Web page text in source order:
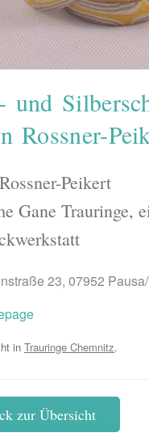
und
Rossner-
Peikert
Gane Trauringe,
23, 07952
in Trauringe Chemnitz.
zur Übersicht